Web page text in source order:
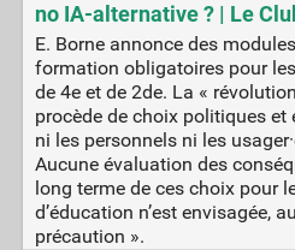
no IA-alternative ? | Le
E. Borne annonce des
formation obligatoires pour
de 4e et de 2de. La « révolution
procède de choix politiques
ni les personnels ni les
Aucune évaluation des
long terme de ces choix pour
d’éducation n’est envisagée,
précaution ».